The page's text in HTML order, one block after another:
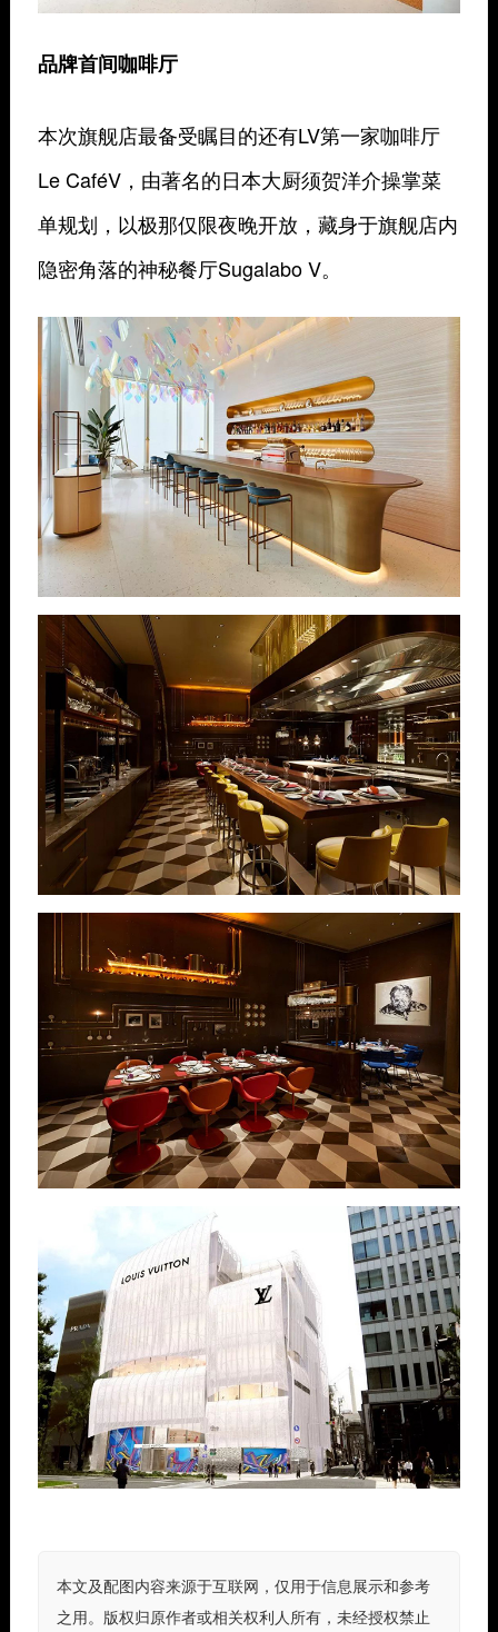
品牌首间咖啡厅
本次旗舰店最备受瞩目的还有LV第一家咖啡厅
Le CaféV，由著名的日本大厨须贺洋介操掌菜
单规划，以极那仅限夜晚开放，藏身于旗舰店内
隐密角落的神秘餐厅Sugalabo V。
本文及配图内容来源于互联网，仅用于信息展示和参考
之用。版权归原作者或相关权利人所有，未经授权禁止